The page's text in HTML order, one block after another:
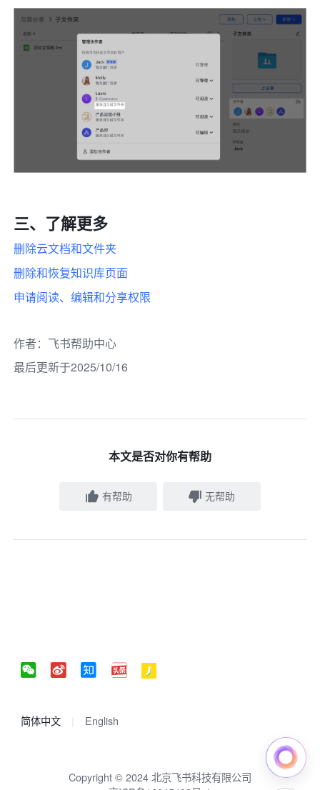
三、了解更多
删除云文档和文件夹
删除和恢复知识库页面
申请阅读、编辑和分享权限
作者： 飞书帮助中心
最后更新于2025/10/16
本文是否对你有帮助
有帮助 无帮助
简体中文 English
Copyright © 2024 北京飞书科技有限公司